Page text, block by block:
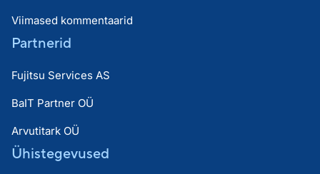
Viimased kommentaarid
Partnerid
Fujitsu Services AS
BaIT Partner OÜ
Arvutitark OÜ
Ühistegevused